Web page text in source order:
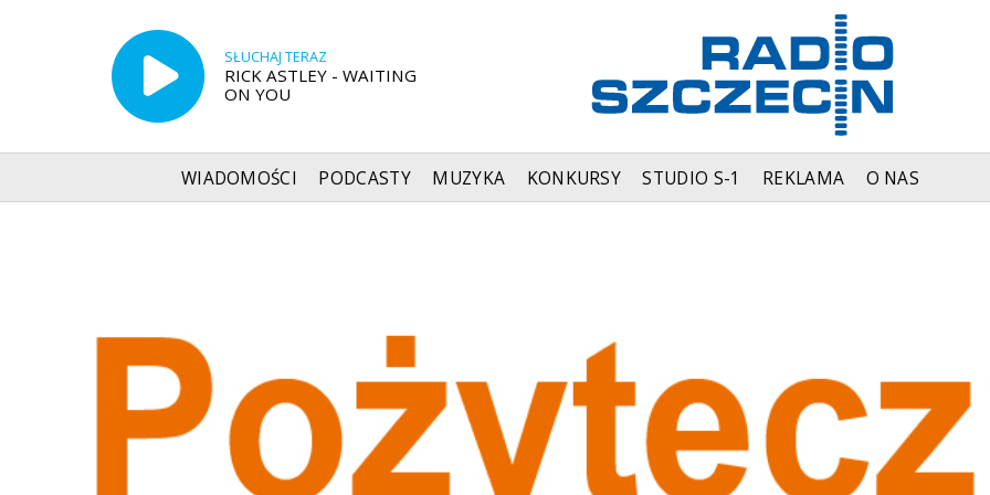
SŁUCHAJ TERAZ
RICK ASTLEY - WAITING
ON YOU
WIADOMOŚCI PODCASTY MUZYKA KONKURSY STUDIO S-1 REKLAMA O NAS